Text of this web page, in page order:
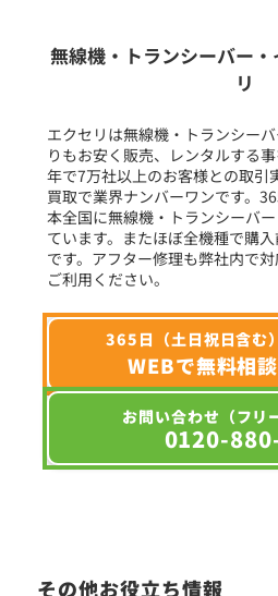
フリーワード入力(製
選択条件をリ
無線機・トランシーバー
リ
エクセリは無線機・トランシー
りもお安く販売、レンタルする
年で7万社以上のお客様との取引
買取で業界ナンバーワンです。
本全国に無線機・トランシーバ
ています。またほぼ全機種で購
です。アフター修理も弊社内で
ご利用ください。
365日（土日祝日含む
WEBで無料相
お問い合わせ（フリ
0120-
その他お役立ち情報